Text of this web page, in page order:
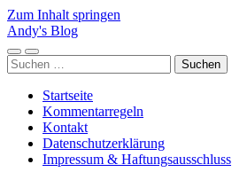
Zum Inhalt springen
Andy's Blog
Mobile-
Menü
Suchfeld
ein-/ausblenden
Suchen
nach:
Startseite
Kommentarregeln
Kontakt
Datenschutzerklärung
Impressum & Haftungsausschluss